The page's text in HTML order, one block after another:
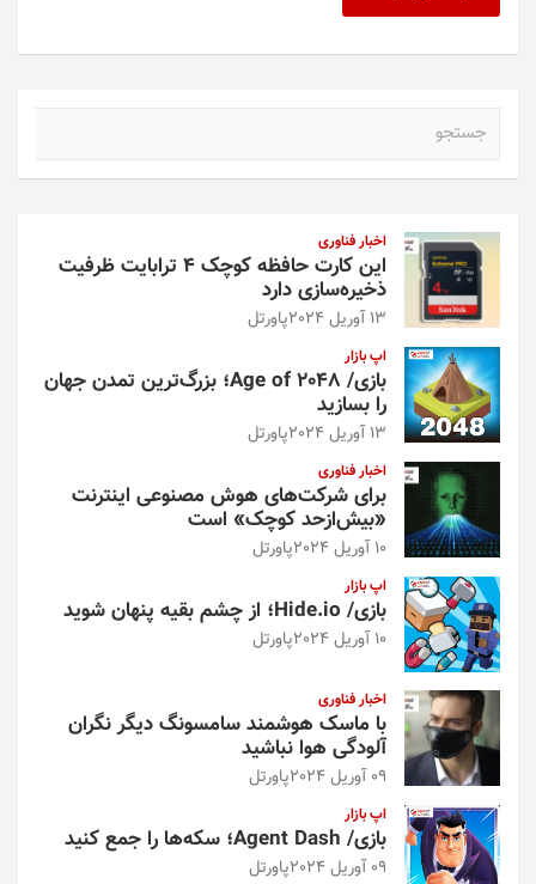
اخبار فناوری
این کارت حافظه کوچک ۴ ترابایت ظرفیت
ذخیره‌سازی دارد
13 آوریل 2024 پاورتل
اپ بازار
بازی/ Age of 2048؛ بزرگ‌ترین تمدن جهان
را بسازید
13 آوریل 2024 پاورتل
اخبار فناوری
برای شرکت‌های هوش مصنوعی اینترنت
«بیش‌از‌حد کوچک» است
10 آوریل 2024 پاورتل
اپ بازار
بازی/ Hide.io؛ از چشم بقیه پنهان شوید
10 آوریل 2024 پاورتل
اخبار فناوری
با ماسک هوشمند سامسونگ دیگر نگران
آلودگی هوا نباشید
09 آوریل 2024 پاورتل
اپ بازار
بازی/ Agent Dash؛ سکه‌ها را جمع کنید
09 آوریل 2024 پاورتل